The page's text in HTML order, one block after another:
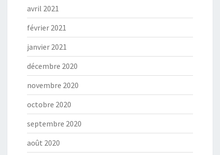
avril 2021
février 2021
janvier 2021
décembre 2020
novembre 2020
octobre 2020
septembre 2020
août 2020